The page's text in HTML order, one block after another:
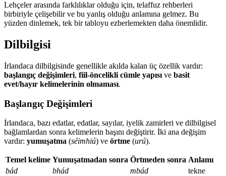
Lehçeler arasında farklılıklar olduğu için, telaffuz rehberleri
birbiriyle çelişebilir ve bu yanlış olduğu anlamına gelmez. Bu
yüzden dinlemek, tek bir tabloyu ezberlemekten daha önemlidir.
Dilbilgisi
İrlandaca dilbilgisinde genellikle akılda kalan üç özellik vardır:
başlangıç değişimleri, fiil-öncelikli cümle yapısı ve basit
evet/hayır kelimelerinin olmaması.
Başlangıç Değişimleri
İrlandaca, bazı edatlar, edatlar, sayılar, iyelik zamirleri ve dilbilgisel
bağlamlardan sonra kelimelerin başını değiştirir. İki ana değişim
vardır: yumuşatma (séimhiú) ve örtme (urú).
Temel kelime Yumuşatmadan sonra Örtmeden sonra Anlamı
bád
bhád mbád
tekne